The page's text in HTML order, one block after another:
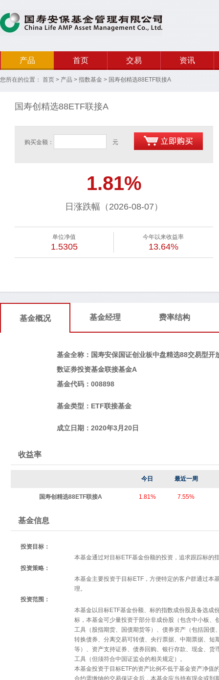
产品 首页 交易 资讯
您所在的位置： 首页 > 产品 > 指数基金 > 国寿创精选88ETF联接A
国寿创精选88ETF联接A
购买金额： 元
1.81%
日涨跌幅（2026-08-07）
单位净值
1.5305
今年以来收益率
13.64%
基金概况 基金经理 费率结构